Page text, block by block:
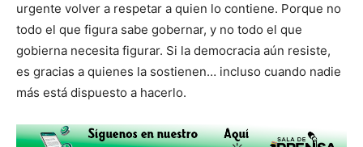
urgente volver a respetar a quien lo contiene. Porque no
todo el que figura sabe gobernar, y no todo el que
gobierna necesita figurar. Si la democracia aún resiste,
es gracias a quienes la sostienen… incluso cuando nadie
más está dispuesto a hacerlo.